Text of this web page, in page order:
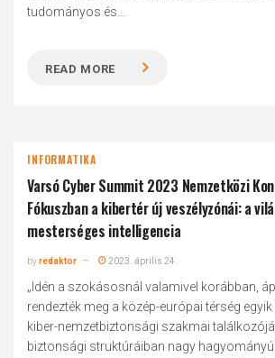
tudományos és...
READ MORE
INFORMATIKA
Varsó Cyber Summit 2023 Nemzetközi
Fókuszban a kibertér új veszélyzónái: a
mesterséges intelligencia
byredaktor 2023. április 24.
„Idén a szokásosnál valamivel korábban,
rendezték meg a közép-európai térség
kiber-nemzetbiztonsági szakmai
biztonsági struktúráiban nagy hagyományú